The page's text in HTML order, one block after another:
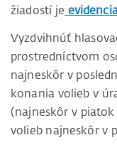
žiadostí je
Vyzdvihnúť
prostredníctvom
najneskôr v
konania volieb v
(najneskôr v
volieb najneskôr v